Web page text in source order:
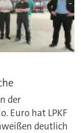
der
Euro hat LPKF
deutlich